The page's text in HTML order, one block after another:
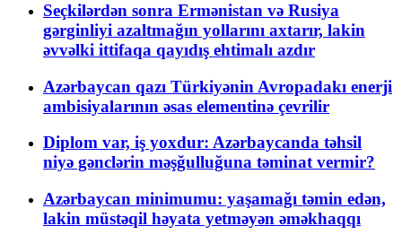
Seçkilərdən sonra Ermənistan və Rusiya
gərginliyi azaltmağın yollarını axtarır, lakin
əvvəlki ittifaqa qayıdış ehtimalı azdır
Azərbaycan qazı Türkiyənin Avropadakı enerji
ambisiyalarının əsas elementinə çevrilir
Diplom var, iş yoxdur: Azərbaycanda təhsil
niyə gənclərin məşğulluğuna təminat vermir?
Azərbaycan minimumu: yaşamağı təmin edən,
lakin müstəqil həyata yetməyən əməkhaqqı